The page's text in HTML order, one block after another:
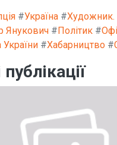
#Україна #Художник.
Янукович #Політик #
#Хабарництво #
публікації